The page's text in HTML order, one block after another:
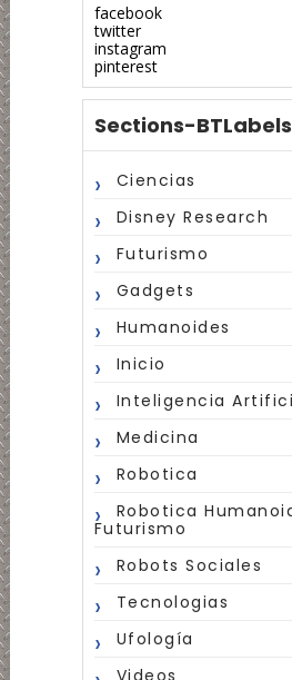
facebook
twitter
instagram
pinterest
Sections-BTLabels
Ciencias
Disney Research
Futurismo
Gadgets
Humanoides
Inicio
Inteligencia
Medicina
Robotica
Robotica
Futurismo
Robots Sociales
Tecnologias
Ufología
Videos